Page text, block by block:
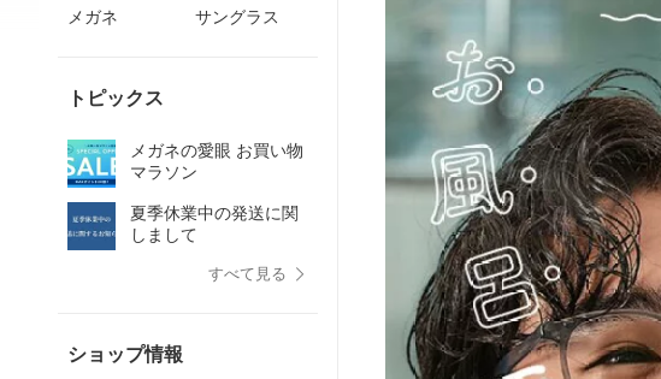
メガネ サングラス
トピックス
メガネの愛眼 お買い物
マラソン
夏季休業中の発送に関
しまして
すべて見る
ショップ情報